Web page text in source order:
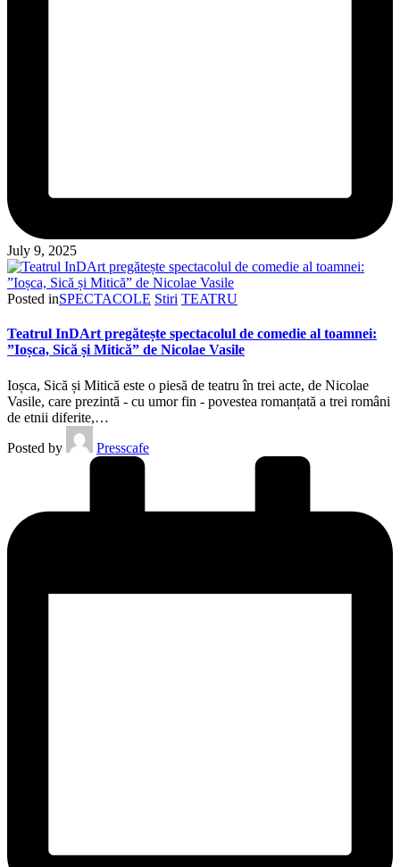
July 9, 2025
Posted inSPECTACOLE Stiri TEATRU
Teatrul InDArt pregătește spectacolul de comedie al toamnei:
”Ioșca, Sică și Mitică” de Nicolae Vasile
Ioșca, Sică și Mitică este o piesă de teatru în trei acte, de Nicolae
Vasile, care prezintă - cu umor fin - povestea romanțată a trei români
de etnii diferite,…
Posted by
Presscafe